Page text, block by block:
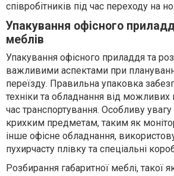
співробітників під час переходу на
Упакування офісного
меблів
Упакування офісного приладдя та
важливими аспектами при
переїзду. Правильна упаковка
техніки та обладнання від
час транспортування. Особливу увагу
крихким предметам, таким як
інше офісне обладнання,
пухирчасту плівку та спеціальні
Розбирання габаритної меблі, такої